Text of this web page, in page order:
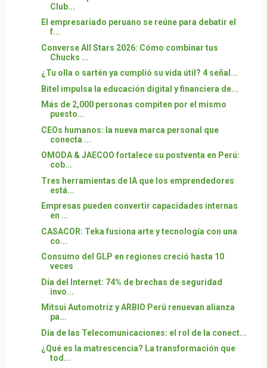
Club...
El empresariado peruano se reúne para debatir el
f...
Converse All Stars 2026: Cómo combinar tus
Chucks ...
¿Tu olla o sartén ya cumplió su vida útil? 4 señal...
Bitel impulsa la educación digital y financiera de...
Más de 2,000 personas compiten por el mismo
puesto...
CEOs humanos: la nueva marca personal que
conecta ...
OMODA & JAECOO fortalece su postventa en Perú:
cob...
Tres herramientas de IA que los emprendedores
está...
Empresas pueden convertir capacidades internas
en ...
CASACOR: Teka fusiona arte y tecnología con una
co...
Consumo del GLP en regiones creció hasta 10
veces
Día del Internet: 74% de brechas de seguridad
invo...
Mitsui Automotriz y ARBIO Perú renuevan alianza
pa...
Día de las Telecomunicaciones: el rol de la conect...
¿Qué es la matrescencia? La transformación que
tod...